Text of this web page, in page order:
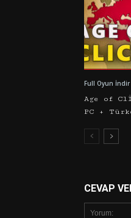
Full Oyun İndir
Age of
PC +
CEVAP